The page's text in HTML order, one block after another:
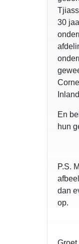
30
En
hun
P.S.
dan
op.